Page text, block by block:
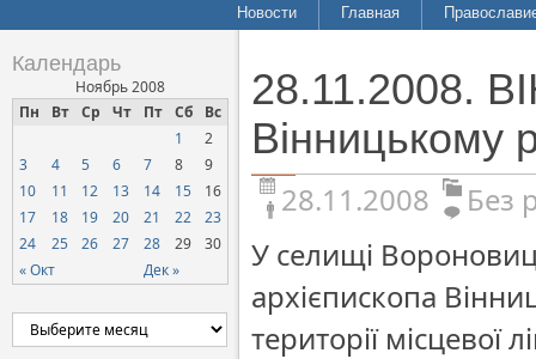
Новости Главная
Календарь
Ноябрь 2008
Пн
Вт Ср Чт Пт Сб Вс
« Окт Дек »
1
2
3
4 5 6 7 8
9
10
11 12 13 14 15
16
17
18 19 20 21 22
23
24
25 26 27 28 29 30
28.11.2008.
Вінницькому
28.11.2008
Без
У селищі
архієпископа
території місцевої